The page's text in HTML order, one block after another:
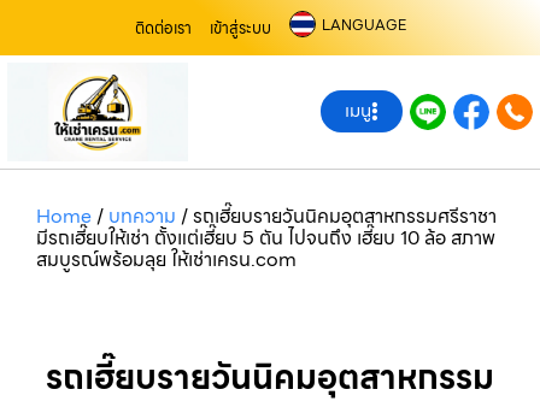
ติดต่อเรา เข้าสู่ระบบ LANGUAGE
เมนู
Home/ บทความ /รถเฮี๊ยบรายวันนิคมอุตสาหกรรมศรีราชา
มีรถเฮี๊ยบให้เช่า ตั้งแต่เฮี๊ยบ 5 ตัน ไปจนถึง เฮี๊ยบ 10 ล้อ สภาพ
สมบูรณ์พร้อมลุย ให้เช่าเครน.com
รถเฮี๊ยบรายวันนิคมอุตสาหกรรม